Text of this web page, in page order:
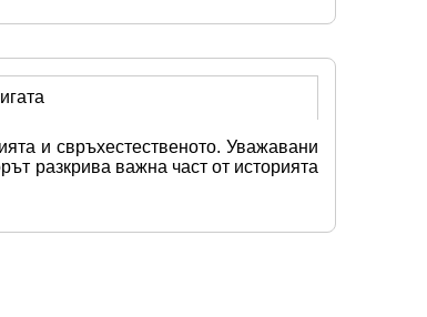
и свръхестественото. Уважавани
разкрива важна част от историята